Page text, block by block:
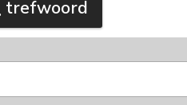
trefwoord